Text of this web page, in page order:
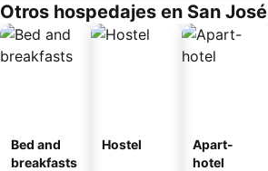
Otros hospedajes en San José
Bed and
breakfasts
Hostel
Apart-
hotel